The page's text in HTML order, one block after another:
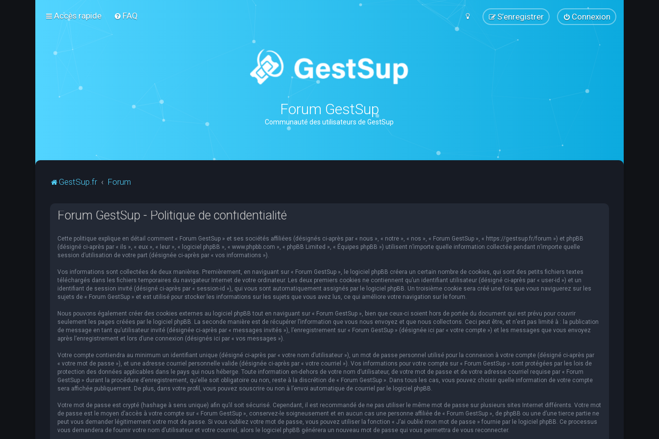
Accès rapide FAQ Connexion
S’enregistrer
Forum GestSup
Communauté des utilisateurs de GestSup
GestSup.fr Forum
Forum GestSup - Politique de confidentialité
Cette politique explique en détail comment « Forum GestSup » et ses sociétés affiliées (désignés ci-après par « nous », « notre », « nos », « Forum GestSup », « https://gestsup.fr/forum ») et phpBB
(désigné ci-après par « ils », « eux », « leur », « logiciel phpBB », « www.phpbb.com », « phpBB Limited », « Équipes phpBB ») utilisent n’importe quelle information collectée pendant n’importe quelle
session d’utilisation de votre part (désignée ci-après par « vos informations »).
Vos informations sont collectées de deux manières. Premièrement, en naviguant sur « Forum GestSup », le logiciel phpBB créera un certain nombre de cookies, qui sont des petits fichiers textes
téléchargés dans les fichiers temporaires du navigateur Internet de votre ordinateur. Les deux premiers cookies ne contiennent qu’un identifiant utilisateur (désigné ci-après par « user-id ») et un
identifiant de session invité (désigné ci-après par « session-id »), qui vous sont automatiquement assignés par le logiciel phpBB. Un troisième cookie sera créé une fois que vous naviguerez sur les
sujets de « Forum GestSup » et est utilisé pour stocker les informations sur les sujets que vous avez lus, ce qui améliore votre navigation sur le forum.
Nous pouvons également créer des cookies externes au logiciel phpBB tout en naviguant sur « Forum GestSup », bien que ceux-ci soient hors de portée du document qui est prévu pour couvrir
seulement les pages créées par le logiciel phpBB. La seconde manière est de récupérer l’information que vous nous envoyez et que nous collectons. Ceci peut être, et n’est pas limité à : la publication
de message en tant qu’utilisateur invité (désignée ci-après par « messages invités »), l’enregistrement sur « Forum GestSup » (désignée ici par « votre compte ») et les messages que vous envoyez
après l’enregistrement et lors d’une connexion (désignés ici par « vos messages »).
Votre compte contiendra au minimum un identifiant unique (désigné ci-après par « votre nom d’utilisateur »), un mot de passe personnel utilisé pour la connexion à votre compte (désigné ci-après par
« votre mot de passe »), et une adresse courriel personnelle valide (désignée ci-après par « votre courriel »). Vos informations pour votre compte sur « Forum GestSup » sont protégées par les lois de
protection des données applicables dans le pays qui nous héberge. Toute information en-dehors de votre nom d’utilisateur, de votre mot de passe et de votre adresse courriel requise par « Forum
GestSup » durant la procédure d’enregistrement, qu’elle soit obligatoire ou non, reste à la discrétion de « Forum GestSup ». Dans tous les cas, vous pouvez choisir quelle information de votre compte
sera affichée publiquement. De plus, dans votre profil, vous pouvez souscrire ou non à l’envoi automatique de courriel par le logiciel phpBB.
Votre mot de passe est crypté (hashage à sens unique) afin qu’il soit sécurisé. Cependant, il est recommandé de ne pas utiliser le même mot de passe sur plusieurs sites Internet différents. Votre mot
de passe est le moyen d’accès à votre compte sur « Forum GestSup », conservez-le soigneusement et en aucun cas une personne affiliée de « Forum GestSup », de phpBB ou une d’une tierce partie ne
peut vous demander légitimement votre mot de passe. Si vous oubliez votre mot de passe, vous pouvez utiliser la fonction « J’ai oublié mon mot de passe » fournie par le logiciel phpBB. Ce processus
vous demandera de fournir votre nom d’utilisateur et votre courriel, alors le logiciel phpBB générera un nouveau mot de passe qui vous permettra de vous reconnecter.